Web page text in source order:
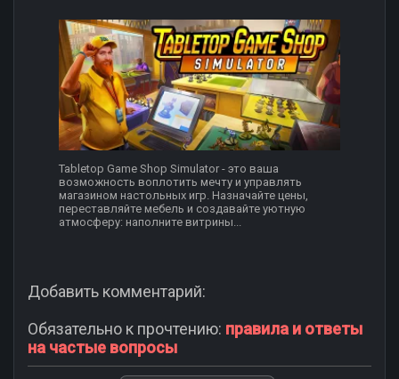
Tabletop Game Shop Simulator - это ваша
возможность воплотить мечту и управлять
магазином настольных игр. Назначайте цены,
переставляйте мебель и создавайте уютную
атмосферу: наполните витрины...
Добавить комментарий:
Обязательно к прочтению: правила и ответы
на частые вопросы